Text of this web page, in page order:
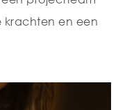
krachten en een